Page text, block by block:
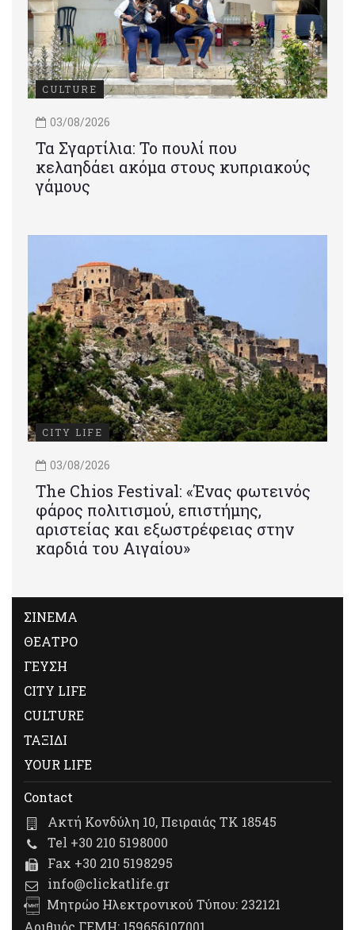
CULTURE
03/08/2026
Τα Σγαρτίλια: Το πουλί που
κελαηδάει ακόμα στους κυπριακούς
γάμους
CITY LIFE
03/08/2026
Τhe Chios Festival: «Ένας φωτεινός
φάρος πολιτισμού, επιστήμης,
αριστείας και εξωστρέφειας στην
καρδιά του Αιγαίου»
ΣΙΝΕΜΑ
ΘΕΑΤΡΟ
ΓΕΥΣΗ
CITY LIFE
CULTURE
ΤΑΞΙΔΙ
YOUR LIFE
Contact
Ακτή Κονδύλη 10, Πειραιάς ΤΚ 18545
Tel +30 210 5198000
Fax +30 210 5198295
info@clickatlife.gr
Μητρώο Ηλεκτρονικού Τύπου: 232121